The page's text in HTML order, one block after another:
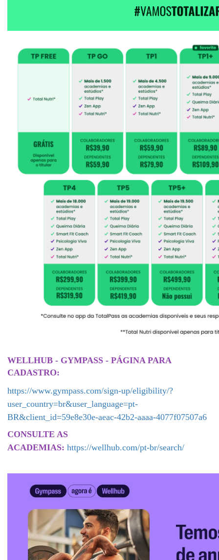
WELLHUB - GYMPASS - PÁGINA PARA
CADASTRO:
https://www.gympass.com/sign-up/eligibility/?
user_country=br&user_language=pt-
BR&client_id=59e8e30e-aeac-42b2-aaaa-4077f07507a6
CONSULTE AS
ACADEMIAS: https://wellhub.com/pt-br/search/